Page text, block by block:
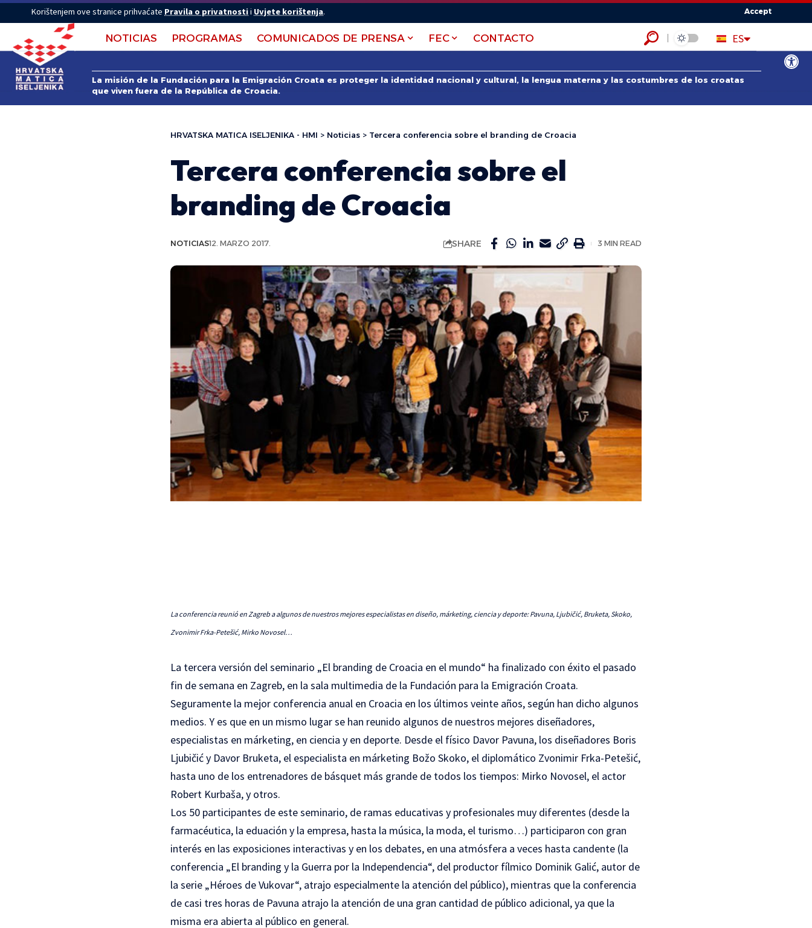
Abrir
Korištenjem ove stranice prihvaćate Pravila o privatnostii Uvjete korištenja. Accept
NOTICIAS PROGRAMAS COMUNICADOS DE PRENSA FEC CONTACTO ES
HR
EN
La misión de la Fundación para la Emigración Croata es proteger la identidad nacional y cultural, la lengua materna y las costumbres de los croatas
que viven fuera de la República de Croacia.
HRVATSKA MATICA ISELJENIKA - HMI > Noticias > Tercera conferencia sobre el branding de Croacia
Tercera conferencia sobre el
branding de Croacia
NOTICIAS12. MARZO 2017. SHARE 3 MIN READ
La conferencia reunió en Zagreb a algunos de nuestros mejores especialistas en diseño, márketing, ciencia y deporte: Pavuna, Ljubičić, Bruketa, Skoko,
Zvonimir Frka-Petešić, Mirko Novosel…
La tercera versión del seminario „El branding de Croacia en el mundo“ ha finalizado con éxito el pasado
fin de semana en Zagreb, en la sala multimedia de la Fundación para la Emigración Croata.
Seguramente la mejor conferencia anual en Croacia en los últimos veinte años, según han dicho algunos
medios. Y es que en un mismo lugar se han reunido algunos de nuestros mejores diseñadores,
especialistas en márketing, en ciencia y en deporte. Desde el físico Davor Pavuna, los diseñadores Boris
Ljubičić y Davor Bruketa, el especialista en márketing Božo Skoko, el diplomático Zvonimir Frka-Petešić,
hasta uno de los entrenadores de básquet más grande de todos los tiempos: Mirko Novosel, el actor
Robert Kurbaša, y otros.
Los 50 participantes de este seminario, de ramas educativas y profesionales muy diferentes (desde la
farmacéutica, la eduación y la empresa, hasta la música, la moda, el turismo…) participaron con gran
interés en las exposiciones interactivas y en los debates, en una atmósfera a veces hasta candente (la
conferencia „El branding y la Guerra por la Independencia“, del productor fílmico Dominik Galić, autor de
la serie „Héroes de Vukovar“, atrajo especialmente la atención del público), mientras que la conferencia
de casi tres horas de Pavuna atrajo la atención de una gran cantidad de público adicional, ya que la
misma era abierta al público en general.